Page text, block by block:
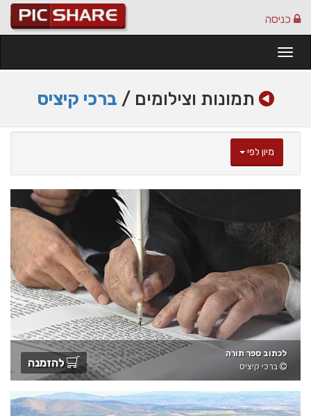
כניסה
תמונות וצילומים / ברכי קיציס
מיון לפי
לכתוב ספר תורה
ברכי קיציס
להזמנה